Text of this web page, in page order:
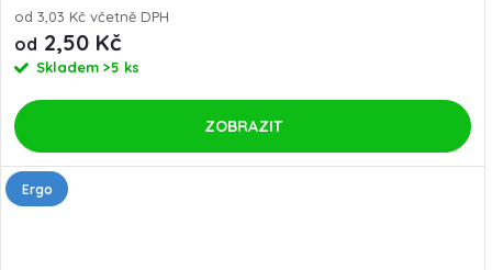
od 3,03 Kč včetně DPH
od 2,50 Kč
Skladem >5 ks
ZOBRAZIT
Ergo